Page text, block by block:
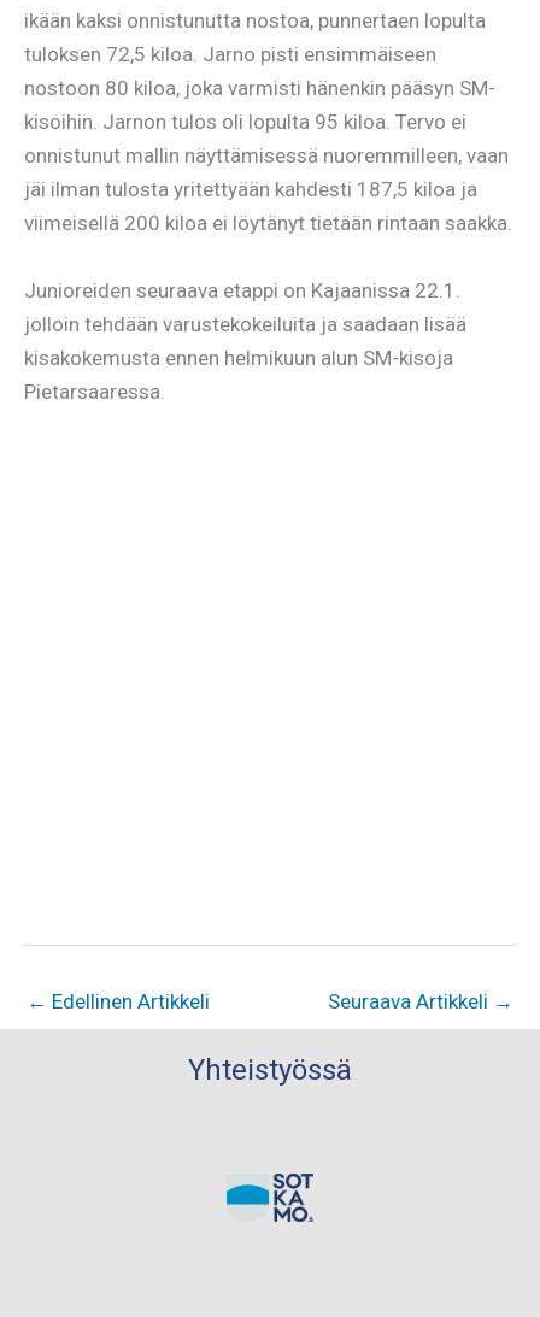
ikään kaksi onnistunutta nostoa, punnertaen lopulta
tuloksen 72,5 kiloa. Jarno pisti ensimmäiseen
nostoon 80 kiloa, joka varmisti hänenkin pääsyn SM-
kisoihin. Jarnon tulos oli lopulta 95 kiloa. Tervo ei
onnistunut mallin näyttämisessä nuoremmilleen, vaan
jäi ilman tulosta yritettyään kahdesti 187,5 kiloa ja
viimeisellä 200 kiloa ei löytänyt tietään rintaan saakka.
Junioreiden seuraava etappi on Kajaanissa 22.1.
jolloin tehdään varustekokeiluita ja saadaan lisää
kisakokemusta ennen helmikuun alun SM-kisoja
Pietarsaaressa.
← Edellinen Artikkeli Seuraava Artikkeli →
Yhteistyössä